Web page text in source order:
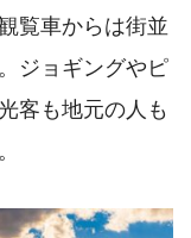
覧車からは街並
ジョギングやピ
客も地元の人も